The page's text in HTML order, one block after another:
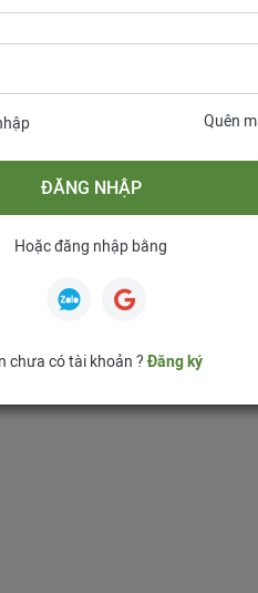
Quên
ĐĂNG NHẬP
Hoặc đăng nhập bằng
chưa có tài khoản ?Đăng ký